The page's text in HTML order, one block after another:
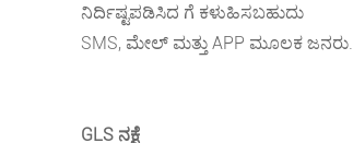
ನಿರ್ದಿಷ್ಟಪಡಿಸಿದ ಗೆ ಕಳುಹಿಸಬಹುದು
SMS, ಮೇಲ್ ಮತ್ತು APP ಮೂಲಕ ಜನರು.
GLS ನಕ್ಷೆ